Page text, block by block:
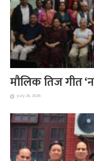
मौलिक तिज गीत
July 26, 2026